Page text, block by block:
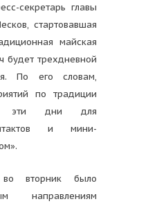
секретарь главы
стартовавшая
майская
будет трехдневной
По его словам,
по традиции
эти дни для
и мини-
вторник было
направлениям